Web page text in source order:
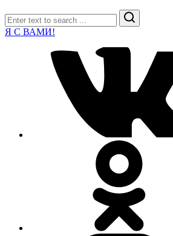
Search
Я С ВАМИ!